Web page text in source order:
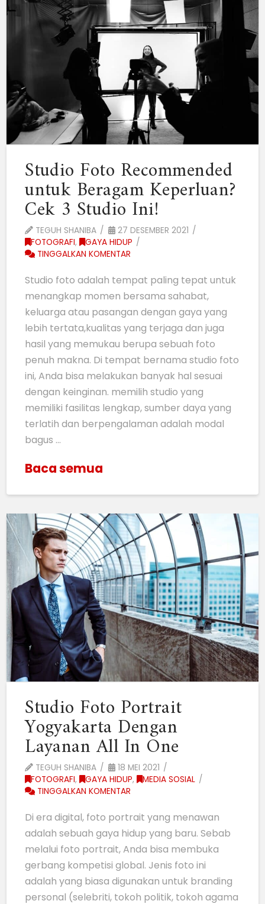
Studio Foto Recommended
untuk Beragam Keperluan?
Cek 3 Studio Ini!
TEGUH SHANIBA
27 DESEMBER 2021
FOTOGRAFI,
GAYA HIDUP
TINGGALKAN KOMENTAR
Studio foto adalah tempat paling tepat untuk
menangkap momen bersama sahabat,
keluarga atau pasangan dengan gaya yang
lebih tertata,kualitas yang terjaga dan juga
hasil yang memukau berupa sebuah foto
penuh makna. Di tempat bernama studio foto
ini, Anda bisa melakukan banyak hal sesuai
dengan keinginan. memilih studio yang
memiliki fasilitas lengkap, sumber daya yang
terlatih dan berpengalaman adalah modal
bagus …
Baca semua
Studio Foto Portrait
Yogyakarta Dengan
Layanan All In One
TEGUH SHANIBA
18 MEI 2021
FOTOGRAFI, GAYA HIDUP,
MEDIA SOSIAL
TINGGALKAN KOMENTAR
Di era digital, foto portrait yang menawan
adalah sebuah gaya hidup yang baru. Sebab
melalui foto portrait, Anda bisa membuka
gerbang kompetisi global. Jenis foto ini
adalah yang biasa digunakan untuk branding
personal (selebriti, tokoh politik, tokoh agama